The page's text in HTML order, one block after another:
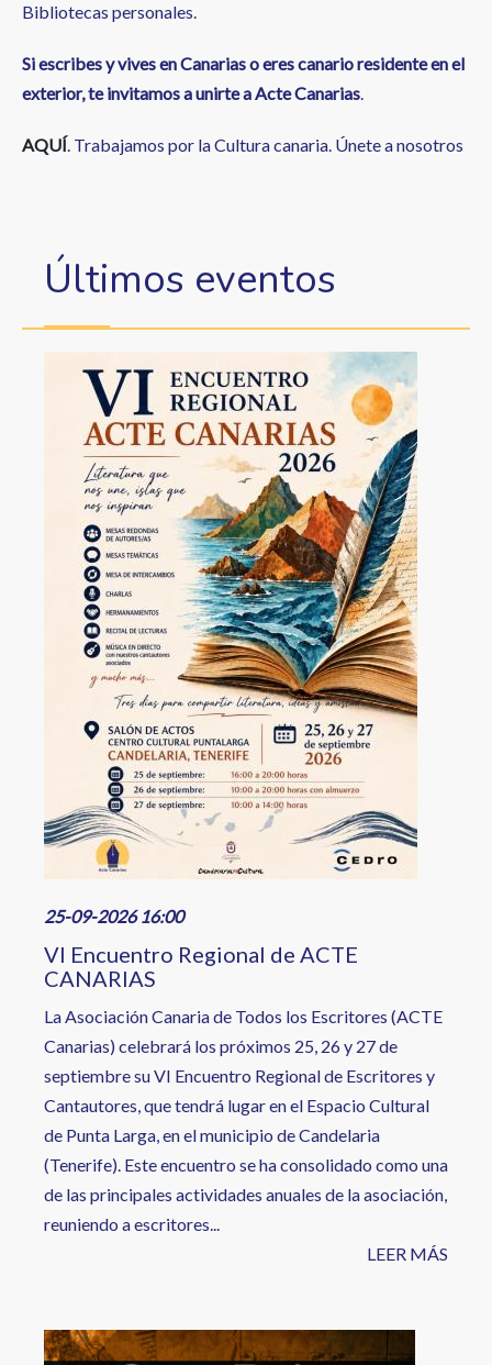
Bibliotecas personales.
Si escribes y vives en Canarias o eres canario residente en el
exterior, te invitamos a unirte a Acte Canarias.
AQUÍ. Trabajamos por la Cultura canaria. Únete a nosotros
Últimos eventos
Image
25-09-2026 16:00
VI Encuentro Regional de ACTE
CANARIAS
La Asociación Canaria de Todos los Escritores (ACTE
Canarias) celebrará los próximos 25, 26 y 27 de
septiembre su VI Encuentro Regional de Escritores y
Cantautores, que tendrá lugar en el Espacio Cultural
de Punta Larga, en el municipio de Candelaria
(Tenerife). Este encuentro se ha consolidado como una
de las principales actividades anuales de la asociación,
reuniendo a escritores...
LEER MÁS
Image